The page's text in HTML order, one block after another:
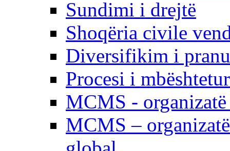
Sundimi i drejtë
Shoqëria civile
Diversifikim i
Procesi i
MCMS -
MCMS –